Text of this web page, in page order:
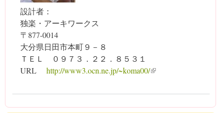
設計者：
独楽・アーキワークス
〒877-0014
大分県日田市本町９－８
ＴＥＬ ０９７３．２２．８５３１
URL http://www3.ocn.ne.jp/~koma00/(link is external)